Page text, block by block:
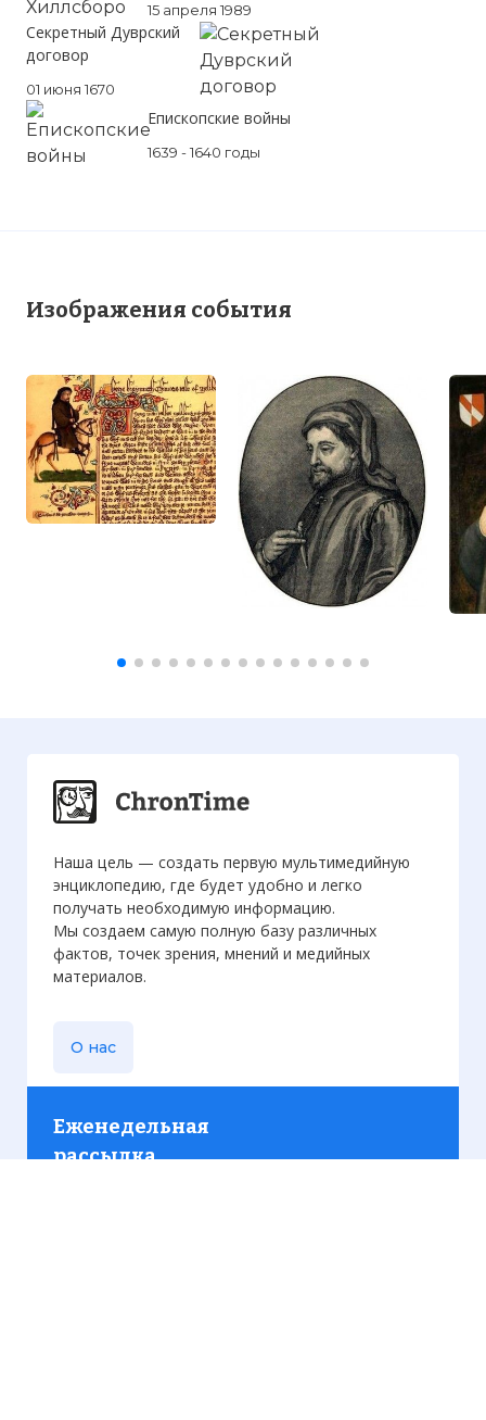
15 апреля 1989
Секретный Дуврский
договор
01 июня 1670
Епископские войны
1639 - 1640 годы
Изображения события
Наша цель — создать первую мультимедийную
энциклопедию, где будет удобно и легко
получать необходимую информацию.
Мы создаем самую полную базу различных
фактов, точек зрения, мнений и медийных
материалов.
О нас
Еженедельная
рассылка